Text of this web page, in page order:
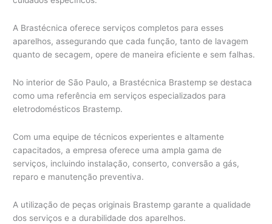
A Brastécnica oferece serviços completos para esses
aparelhos, assegurando que cada função, tanto de lavagem
quanto de secagem, opere de maneira eficiente e sem falhas.
No interior de São Paulo, a Brastécnica Brastemp se destaca
como uma referência em serviços especializados para
eletrodomésticos Brastemp.
Com uma equipe de técnicos experientes e altamente
capacitados, a empresa oferece uma ampla gama de
serviços, incluindo instalação, conserto, conversão a gás,
reparo e manutenção preventiva.
A utilização de peças originais Brastemp garante a qualidade
dos serviços e a durabilidade dos aparelhos.